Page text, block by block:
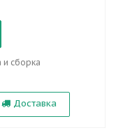
и сборка
Доставка